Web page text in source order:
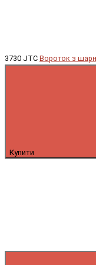
3730 JTC Вороток з
Купити